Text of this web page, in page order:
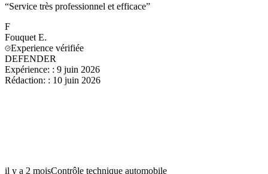
“Service très professionnel et efficace”
F
Fouquet E.
Experience vérifiée
DEFENDER
Expérience: : 9 juin 2026
Rédaction: : 10 juin 2026
il y a 2 moisContrôle technique automobile